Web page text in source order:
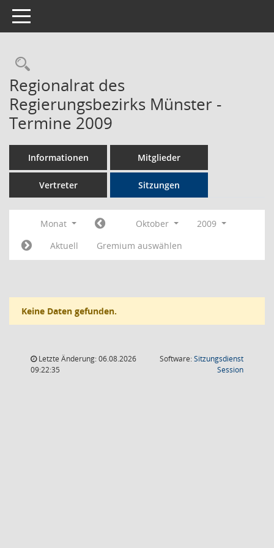
Toggle navigation
Rechercheauswahl
Regionalrat des
Regierungsbezirks Münster -
Termine 2009
Informationen Mitglieder
Vertreter Sitzungen
Monat Oktober
2009
Aktuell
Gremium auswählen
Keine Daten gefunden.
Letzte Änderung: 06.08.2026
09:22:35
Software:Sitzungsdienst
Session(Wird in